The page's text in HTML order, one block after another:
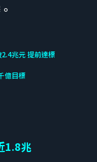
兆元 提前達標
億目標
1.8兆